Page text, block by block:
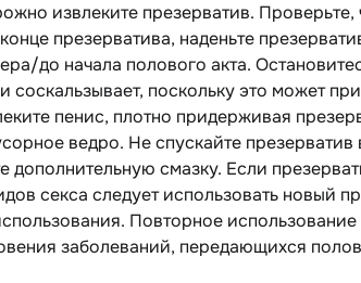
извлеките презерватив. Проверьте,
презерватива, наденьте
до начала полового акта.
поскольку это может
пенис, плотно придерживая
ведро. Не спускайте презерватив
смазку. Если
секса следует использовать новый
Повторное
заболеваний, передающихся